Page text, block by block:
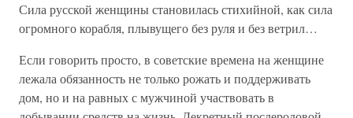
Сила русской женщины становилась стихийной, как сила
огромного корабля, плывущего без руля и без ветрил…
Если говорить просто, в советские времена на женщине
лежала обязанность не только рожать и поддерживать
дом, но и на равных с мужчиной участвовать в